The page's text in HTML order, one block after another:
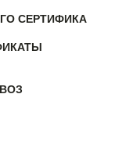
СЕРТИФИКА